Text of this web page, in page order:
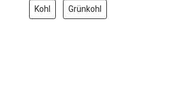
Kohl Grünkohl